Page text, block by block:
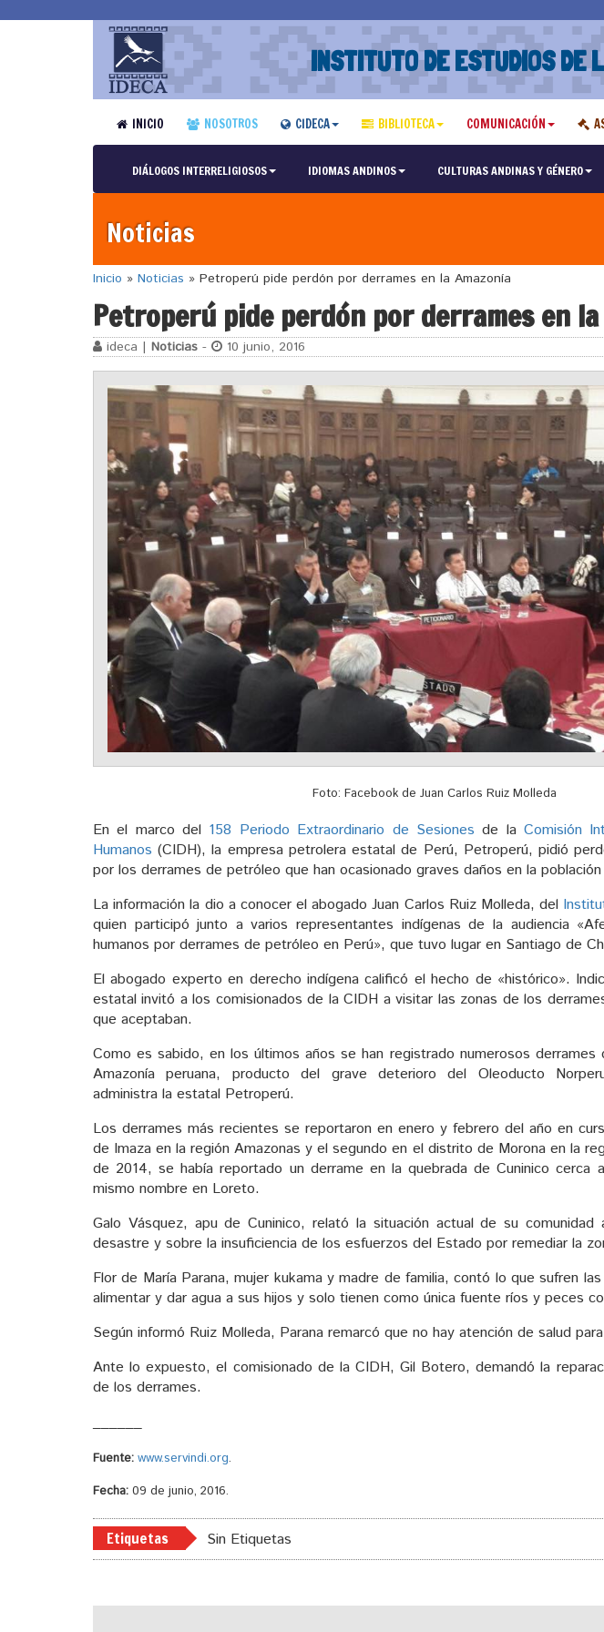
INSTITUTO DE ESTUDIOS DE
INICIO NOSOTROS CIDECA BIBLIOTECA COMUNICACIÓN
DIÁLOGOS INTERRELIGIOSOS IDIOMAS ANDINOS CULTURAS ANDINAS Y GÉNERO
Noticias
Inicio » Noticias » Petroperú pide perdón por derrames en la Amazonía
Petroperú pide perdón por derrames en la
ideca | Noticias - 10 junio, 2016
Foto: Facebook de Juan Carlos Ruiz Molleda
En el marco del 158 Periodo Extraordinario de Sesiones de la Comisión
Humanos (CIDH), la empresa petrolera estatal de Perú, Petroperú, pidió
por los derrames de petróleo que han ocasionado graves daños en la
La información la dio a conocer el abogado Juan Carlos Ruiz Molleda, del
quien participó junto a varios representantes indígenas de la audiencia
humanos por derrames de petróleo en Perú», que tuvo lugar en Santiago de
El abogado experto en derecho indígena calificó el hecho de «histórico».
estatal invitó a los comisionados de la CIDH a visitar las zonas de los
que aceptaban.
Como es sabido, en los últimos años se han registrado numerosos
Amazonía peruana, producto del grave deterioro del Oleoducto
administra la estatal Petroperú.
Los derrames más recientes se reportaron en enero y febrero del año en
de Imaza en la región Amazonas y el segundo en el distrito de Morona en la
de 2014, se había reportado un derrame en la quebrada de Cuninico cerca
mismo nombre en Loreto.
Galo Vásquez, apu de Cuninico, relató la situación actual de su
desastre y sobre la insuficiencia de los esfuerzos del Estado por remediar la
Flor de María Parana, mujer kukama y madre de familia, contó lo que sufren
alimentar y dar agua a sus hijos y solo tienen como única fuente ríos y peces
Según informó Ruiz Molleda, Parana remarcó que no hay atención de salud
Ante lo expuesto, el comisionado de la CIDH, Gil Botero, demandó la
de los derrames.
Fuente: www.servindi.org.
Fecha: 09 de junio, 2016.
Etiquetas Sin Etiquetas